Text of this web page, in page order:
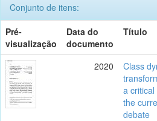
Conjunto de itens:
Pré-
visualização
Data do
documento
Título
2020
Class
a
the
debate